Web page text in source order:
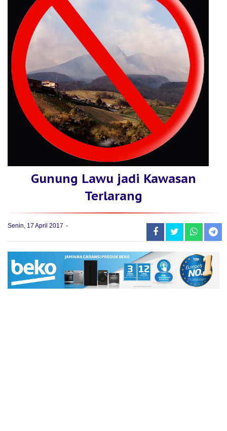
Gunung Lawu jadi Kawasan
Terlarang
Senin, 17 April 2017